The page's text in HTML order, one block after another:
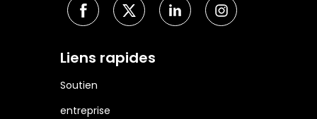
Liens rapides
Soutien
entreprise